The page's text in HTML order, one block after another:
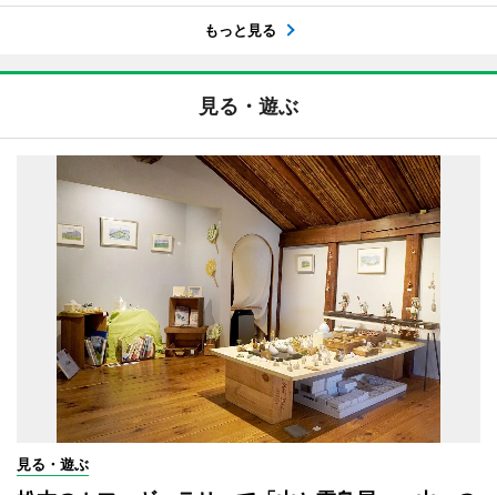
もっと見る
見る・遊ぶ
見る・遊ぶ